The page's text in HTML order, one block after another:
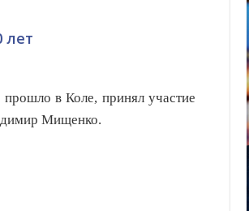
лет
прошло в Коле, принял участие
Мищенко.